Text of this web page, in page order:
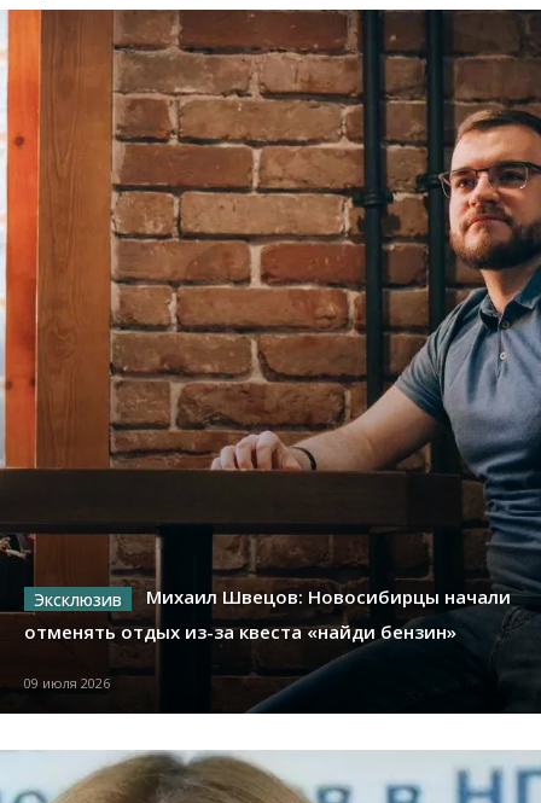
Михаил Швецов: Новосибирцы начали
отменять отдых из-за квеста «найди бензин»
09 июля 2026